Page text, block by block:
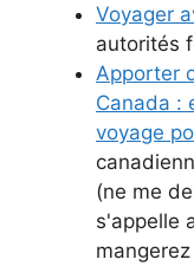
Voyager
autorités
Apporter
Canada :
voyage
(ne me
s'appelle